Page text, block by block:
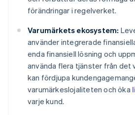
förändringar i regelverket.
Varumärkets ekosystem:
använder integrerade
enda finansiell lösning och
använda flera tjänster från det
kan fördjupa
varumärkeslojaliteten och öka
varje kund.